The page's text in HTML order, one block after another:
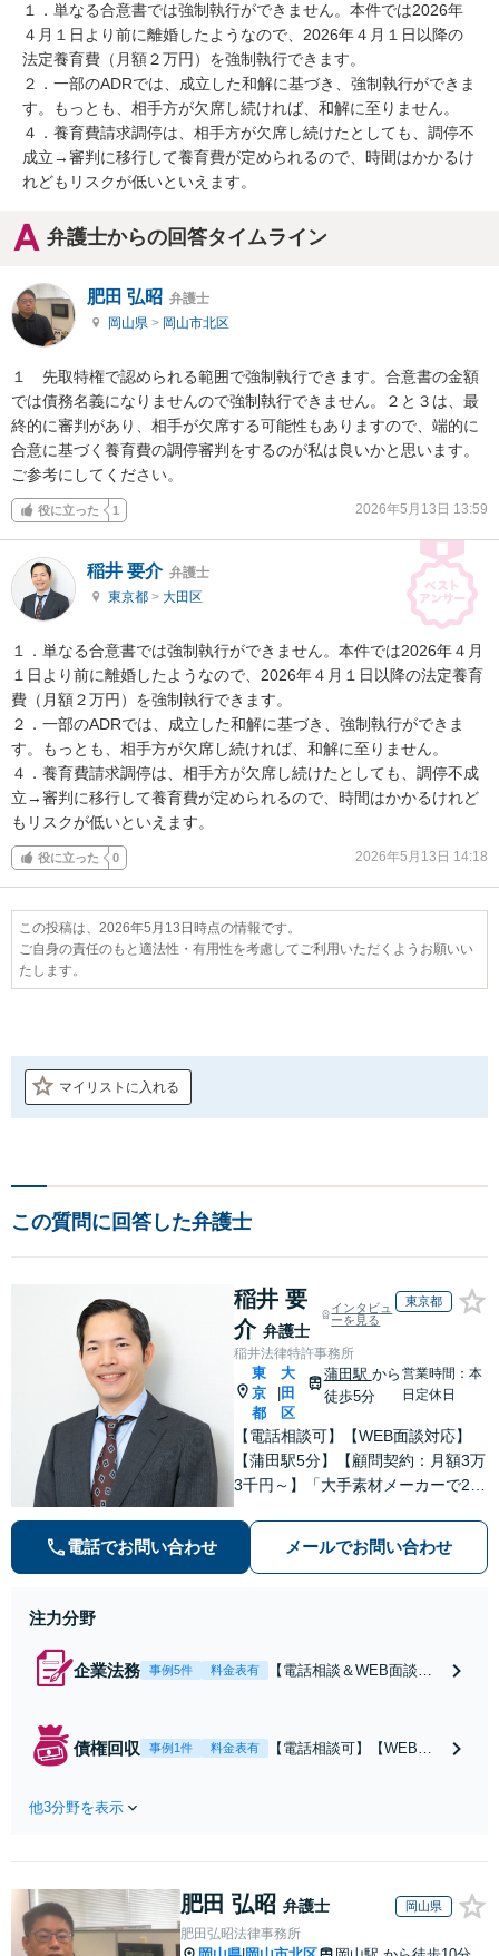
１．単なる合意書では強制執行ができません。本件では2026年
４月１日より前に離婚したようなので、2026年４月１日以降の
法定養育費（月額２万円）を強制執行できます。
２．一部のADRでは、成立した和解に基づき、強制執行ができま
す。もっとも、相手方が欠席し続ければ、和解に至りません。
４．養育費請求調停は、相手方が欠席し続けたとしても、調停不
成立→審判に移行して養育費が定められるので、時間はかかるけ
れどもリスクが低いといえます。
弁護士からの回答タイムライン
肥田 弘昭 弁護士
岡山県 > 岡山市北区
１　先取特権で認められる範囲で強制執行できます。合意書の金額
では債務名義になりませんので強制執行できません。２と３は、最
終的に審判があり、相手が欠席する可能性もありますので、端的に
合意に基づく養育費の調停審判をするのが私は良いかと思います。
ご参考にしてください。
役に立った 1 2026年5月13日 13:59
稲井 要介 弁護士
東京都 > 大田区
１．単なる合意書では強制執行ができません。本件では2026年４月
１日より前に離婚したようなので、2026年４月１日以降の法定養育
費（月額２万円）を強制執行できます。
２．一部のADRでは、成立した和解に基づき、強制執行ができま
す。もっとも、相手方が欠席し続ければ、和解に至りません。
４．養育費請求調停は、相手方が欠席し続けたとしても、調停不成
立→審判に移行して養育費が定められるので、時間はかかるけれど
もリスクが低いといえます。
役に立った 0 2026年5月13日 14:18
この投稿は、2026年5月13日時点の情報です。
ご自身の責任のもと適法性・有用性を考慮してご利用いただくようお願いい
たします。
マイリストに入れる
この質問に回答した弁護士
稲井 要
介 弁護士
インタビュ
ーを見る
東京都
稲井法律特許事務所
東
京
都
大
田
区
蒲田駅 から
徒歩5分
営業時間：本
日定休日
【電話相談可】【WEB面談対応】
【蒲田駅5分】【顧問契約：月額3万
3千円～】「大手素材メーカーで20
「契約書のリーガルチェック」「債
権回収：売掛金や請負代金の未払
電話でお問い合わせ メールでお問い合わせ
注力分野
企業法務 事例5件 料金表有
【電話相談＆WEB面談
素材メーカーで20年勤務、
債権回収 事例1件 料金表有
【電話相談可】【WEB面
請負代金の未払い、取引先
業間の債権回収に幅広く対
応「フリーランスの報酬未
払いもご相談ください」
他3分野を表示
肥田 弘昭 弁護士 岡山県
肥田弘昭法律事務所